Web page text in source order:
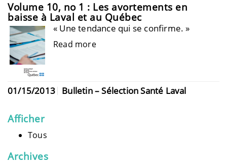
Volume 10, no 1 : Les avortements en
baisse à Laval et au Québec
« Une tendance qui se confirme. »
Read more
01/15/2013 Bulletin – Sélection Santé Laval
Afficher
Tous
Archives